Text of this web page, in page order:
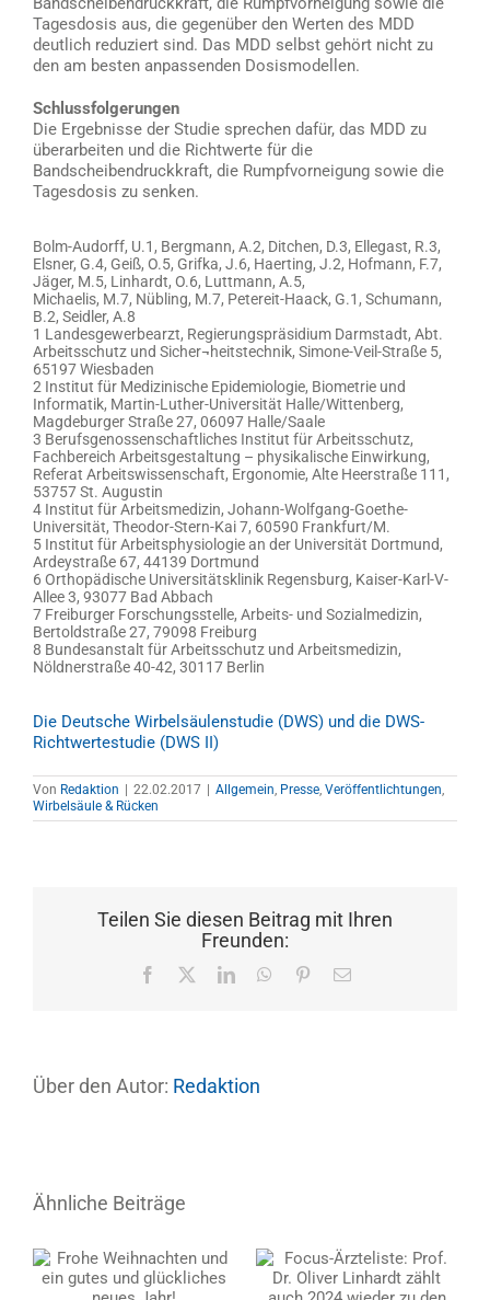
Tagesdosis aus, die gegenüber den Werten des MDD
deutlich reduziert sind. Das MDD selbst gehört nicht zu
den am besten anpassenden Dosismodellen.
Schlussfolgerungen
Die Ergebnisse der Studie sprechen dafür, das MDD zu
überarbeiten und die Richtwerte für die
Bandscheibendruckkraft, die Rumpfvorneigung sowie die
Tagesdosis zu senken.
Bolm-Audorff, U.1, Bergmann, A.2, Ditchen, D.3, Ellegast, R.3,
Elsner, G.4, Geiß, O.5, Grifka, J.6, Haerting, J.2, Hofmann, F.7,
Jäger, M.5, Linhardt, O.6, Luttmann, A.5,
Michaelis, M.7, Nübling, M.7, Petereit-Haack, G.1, Schumann,
B.2, Seidler, A.8
1 Landesgewerbearzt, Regierungspräsidium Darmstadt, Abt.
Arbeitsschutz und Sicher¬heitstechnik, Simone-Veil-Straße 5,
65197 Wiesbaden
2 Institut für Medizinische Epidemiologie, Biometrie und
Informatik, Martin-Luther-Universität Halle/Wittenberg,
Magdeburger Straße 27, 06097 Halle/Saale
3 Berufsgenossenschaftliches Institut für Arbeitsschutz,
Fachbereich Arbeitsgestaltung – physikalische Einwirkung,
Referat Arbeitswissenschaft, Ergonomie, Alte Heerstraße 111,
53757 St. Augustin
4 Institut für Arbeitsmedizin, Johann-Wolfgang-Goethe-
Universität, Theodor-Stern-Kai 7, 60590 Frankfurt/M.
5 Institut für Arbeitsphysiologie an der Universität Dortmund,
Ardeystraße 67, 44139 Dortmund
6 Orthopädische Universitätsklinik Regensburg, Kaiser-Karl-V-
Allee 3, 93077 Bad Abbach
7 Freiburger Forschungsstelle, Arbeits- und Sozialmedizin,
Bertoldstraße 27, 79098 Freiburg
8 Bundesanstalt für Arbeitsschutz und Arbeitsmedizin,
Nöldnerstraße 40-42, 30117 Berlin
Die Deutsche Wirbelsäulenstudie (DWS) und die DWS-
Richtwertestudie (DWS II)
Von Redaktion | 22.02.2017 | Allgemein, Presse, Veröffentlichtungen,
Wirbelsäule & Rücken
Teilen Sie diesen Beitrag mit Ihren
Freunden:
Facebook LinkedInWhatsApp
Pinterest
E-
Über den Autor: Redaktion
Ähnliche Beiträge